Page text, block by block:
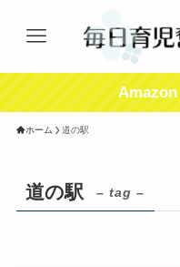
Amazon
ホーム 道の駅
道の駅 – tag –